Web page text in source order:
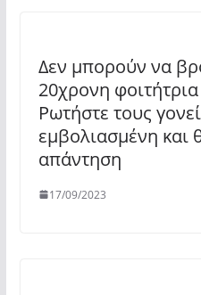
Δεν μπορούν να
20χρονη
Ρωτήστε τους
εμβολιασμένη και
απάντηση
17/09/2023